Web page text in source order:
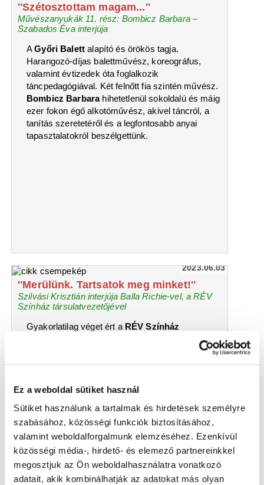
Ez a weboldal sütiket használ
Sütiket használunk a tartalmak és hirdetések személyre
szabásához, közösségi funkciók biztosításához,
valamint weboldalforgalmunk elemzéséhez. Ezenkívül
közösségi média-, hirdető- és elemező partnereinkkel
megosztjuk az Ön weboldalhasználatra vonatkozó
adatait, akik kombinálhatják az adatokat más olyan
''Szétosztottam magam...''
Művészanyukák 11. rész: Bombicz Barbara –
Szabados Éva interjúja
AGyőri Balett alapító és örökös tagja.
Harangozó-díjas balettművész, koreográfus,
valamint évtizedek óta foglalkozik
táncpedagógiával. Két felnőtt fia szintén művész.
Bombicz Barbarahihetetlenül sokoldalú és máig
ezer fokon égő alkotóművész, akivel táncról, a
tanítás szeretetéről és a legfontosabb anyai
tapasztalatokról beszélgettünk.
2023.06.03
''Merülünk. Tartsatok meg minket!''
Szilvási Krisztián interjúja Balla Richie-vel, a RÉV
Színház társulatvezetőjével
Gyakorlatilag véget ért a RÉV Színház
2022/2023-as évada, így időszerűen merült fel
társulatvezetővel, ám a
jövőre vonatkozó, derült égből lesújtott anyagi
beszélgetésünkből Richie-t idézve most mi
kiáltjuk világgá:„Héé, Győr, itt van a RÉV
Színház (és itt is marad)!!!”